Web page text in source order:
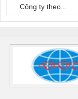
Công ty theo...